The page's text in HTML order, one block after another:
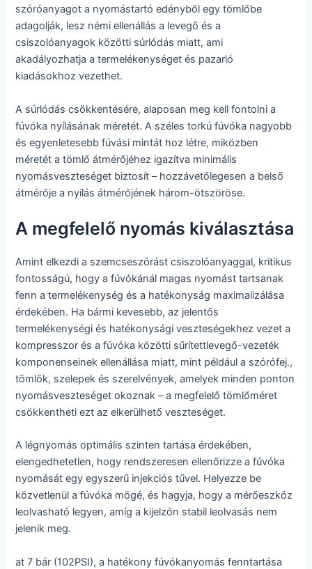
szóróanyagot a nyomástartó edényből egy tömlőbe
adagolják, lesz némi ellenállás a levegő és a
csiszolóanyagok közötti súrlódás miatt, ami
akadályozhatja a termelékenységet és pazarló
kiadásokhoz vezethet.
A súrlódás csökkentésére, alaposan meg kell fontolni a
fúvóka nyílásának méretét. A széles torkú fúvóka nagyobb
és egyenletesebb fúvási mintát hoz létre, miközben
méretét a tömlő átmérőjéhez igazítva minimális
nyomásveszteséget biztosít – hozzávetőlegesen a belső
átmérője a nyílás átmérőjének három-ötszöröse.
A megfelelő nyomás kiválasztása
Amint elkezdi a szemcseszórást csiszolóanyaggal, kritikus
fontosságú, hogy a fúvókánál magas nyomást tartsanak
fenn a termelékenység és a hatékonyság maximalizálása
érdekében. Ha bármi kevesebb, az jelentős
termelékenységi és hatékonysági veszteségekhez vezet a
kompresszor és a fúvóka közötti sűrítettlevegő-vezeték
komponenseinek ellenállása miatt, mint például a szórófej.,
tömlők, szelepek és szerelvények, amelyek minden ponton
nyomásveszteséget okoznak – a megfelelő tömlőméret
csökkentheti ezt az elkerülhető veszteséget.
A légnyomás optimális szinten tartása érdekében,
elengedhetetlen, hogy rendszeresen ellenőrizze a fúvóka
nyomását egy egyszerű injekciós tűvel. Helyezze be
közvetlenül a fúvóka mögé, és hagyja, hogy a mérőeszköz
leolvasható legyen, amíg a kijelzőn stabil leolvasás nem
jelenik meg.
at 7 bár (102PSI), a hatékony fúvókanyomás fenntartása